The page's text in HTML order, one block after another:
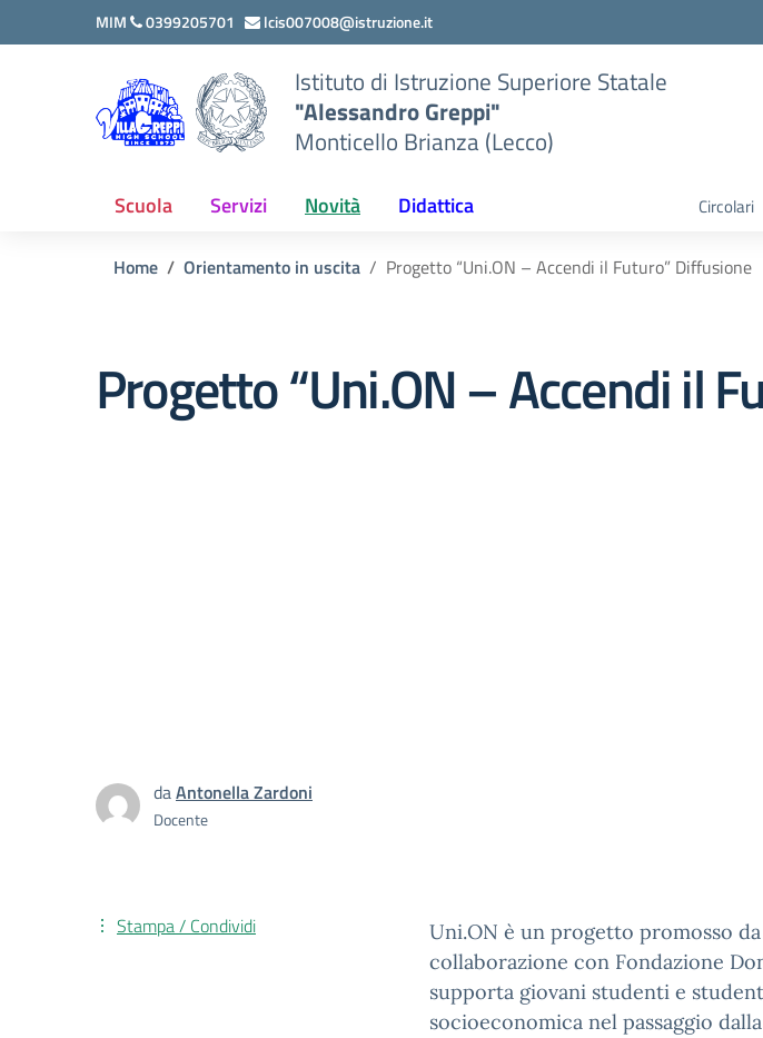
Vai ai contenuti
Vai al menu di navigazione
MIM 0399205701 lcis007008@istruzione.it
Istituto di Istruzione Superiore Statale
"Alessandro Greppi"
Monticello Brianza (Lecco)
Scuola Servizi Novità Didattica Circolari
Home Orientamento in uscita Progetto “Uni.ON – Accendi il Futuro” Diffusione
Progetto “Uni.ON – Accendi il
daAntonella Zardoni
Docente
Uni.ON è un progetto promosso
collaborazione con Fondazione
supporta giovani studenti e
socioeconomica nel passaggio
Stampa / Condividi